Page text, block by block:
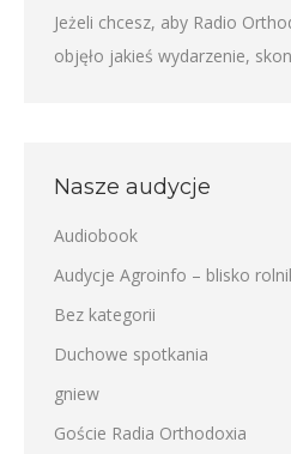
Jeżeli chcesz, aby Radio
objęło jakieś wydarzenie,
Nasze audycje
Audiobook
Audycje Agroinfo – blisko
Bez kategorii
Duchowe spotkania
gniew
Goście Radia Orthodoxia